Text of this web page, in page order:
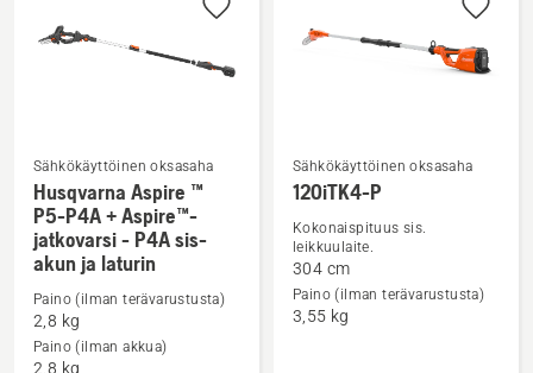
P4A
Katso
lisätietoja
tuotteesta
Husqvarna
Aspire
Sähkökäyttöinen oksasaha​
Husqvarna Aspire ™
P5-P4A + Aspire™-
jatkovarsi - P4A sis-
akun ja laturin
Paino (ilman terävarustusta)
2,8 kg
Paino (ilman akkua)
2,8 kg
lisätietoja
tuotteesta
120iTK4-
Sähkökäyttöinen oksasaha​
120iTK4-P
Kokonaispituus sis.
leikkuulaite.
304 cm
Paino (ilman terävarustusta)
3,55 kg